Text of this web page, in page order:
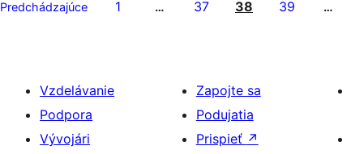
Predchádzajúce 1 … 37 38 39 …
Vzdelávanie
Podpora
Vývojári
Zapojte sa
Podujatia
Prispieť ↗